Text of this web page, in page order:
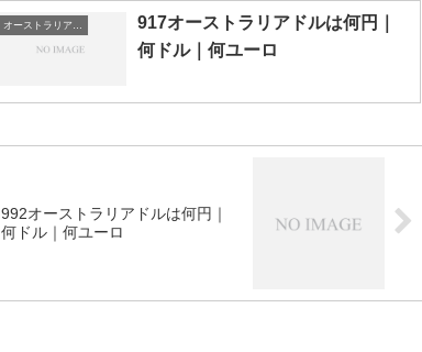
917オーストラリアドルは何円｜
何ドル｜何ユーロ
992オーストラリアドルは何円｜
何ドル｜何ユーロ